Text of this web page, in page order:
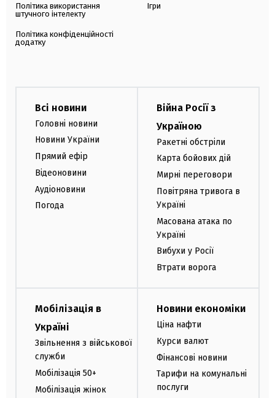
Політика використання
штучного інтелекту
Політика конфіденційності
додатку
Ігри
Всі новини
Головні новини
Новини України
Прямий ефір
Відеоновини
Аудіоновини
Погода
Війна Росії з
Україною
Ракетні обстріли
Карта бойових дій
Мирні переговори
Повітряна тривога в
Україні
Масована атака по
Україні
Вибухи у Росії
Втрати ворога
Мобілізація в
Україні
Звільнення з військової
служби
Мобілізація 50+
Мобілізація жінок
Новини економіки
Ціна нафти
Курси валют
Фінансові новини
Тарифи на комунальні
послуги